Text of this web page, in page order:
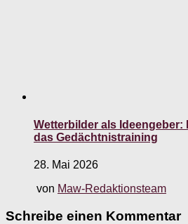
Wetterbilder als Ideengeber:
das Gedächtnistraining
28. Mai 2026
von Maw-Redaktionsteam
Schreibe einen Kommentar